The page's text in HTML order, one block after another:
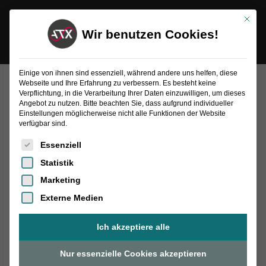
Mit
Wir benutzen Cookies!
Einige von ihnen sind essenziell, während andere uns helfen, diese
Webseite und Ihre Erfahrung zu verbessern. Es besteht keine
Verpflichtung, in die Verarbeitung Ihrer Daten einzuwilligen, um dieses
Angebot zu nutzen. Bitte beachten Sie, dass aufgrund individueller
Einstellungen möglicherweise nicht alle Funktionen der Website
verfügbar sind.
Es folgt eine Liste der Service-Gruppen, für die eine
Essenziell
Statistik
Marketing
Externe Medien
Ich akzeptiere alle
Nur essenzielle Cookies akzeptieren